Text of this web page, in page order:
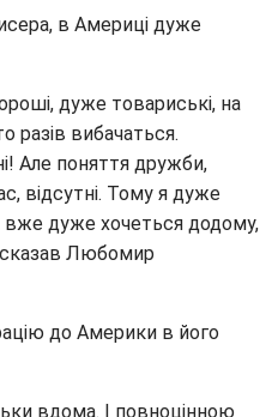
в Америці дуже
дуже товариські, на
разів вибачаться.
Але поняття дружби,
відсутні. Тому я дуже
дуже хочеться додому,
сказав Любомир
до Америки в його
вдома. І повноцінною